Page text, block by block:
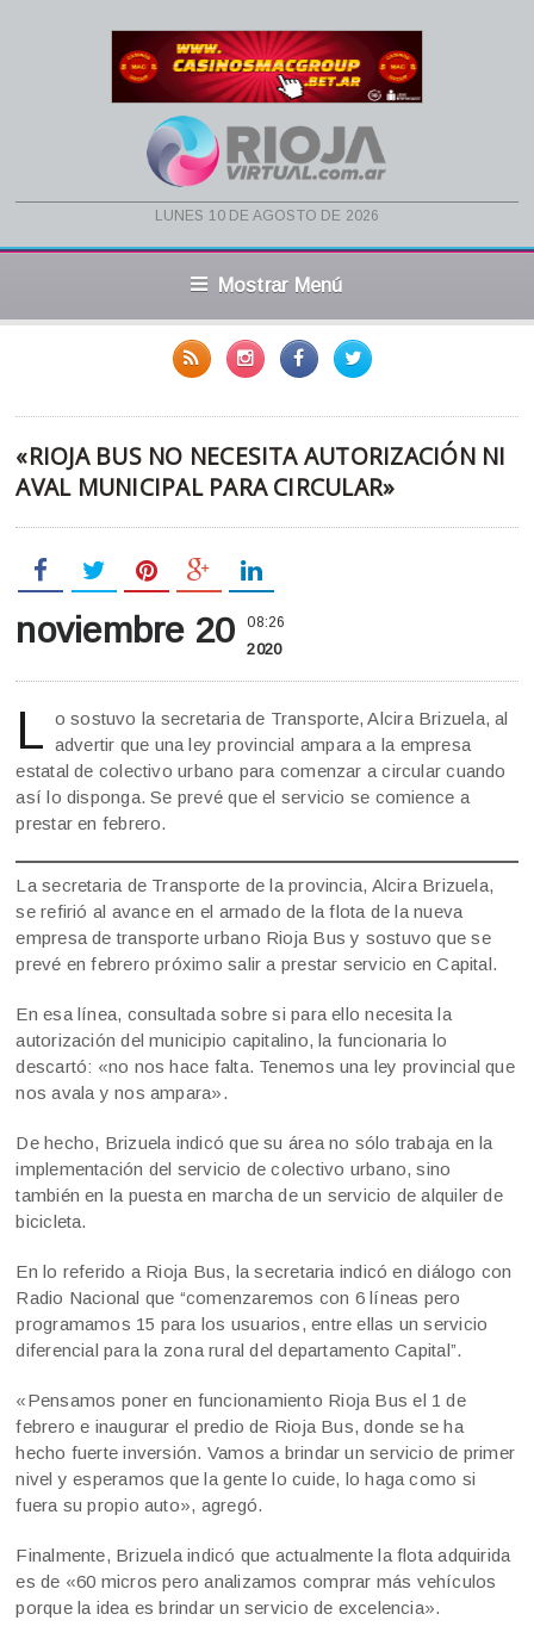
lunes 10 de agosto de 2026
Mostrar Menú
«RIOJA BUS NO NECESITA AUTORIZACIÓN NI
AVAL MUNICIPAL PARA CIRCULAR»
noviembre 20 08:26
2020
L o sostuvo la secretaria de Transporte, Alcira Brizuela, al
advertir que una ley provincial ampara a la empresa
estatal de colectivo urbano para comenzar a circular cuando
así lo disponga. Se prevé que el servicio se comience a
prestar en febrero.
La secretaria de Transporte de la provincia, Alcira Brizuela,
se refirió al avance en el armado de la flota de la nueva
empresa de transporte urbano Rioja Bus y sostuvo que se
prevé en febrero próximo salir a prestar servicio en Capital.
En esa línea, consultada sobre si para ello necesita la
autorización del municipio capitalino, la funcionaria lo
descartó: «no nos hace falta. Tenemos una ley provincial que
nos avala y nos ampara».
De hecho, Brizuela indicó que su área no sólo trabaja en la
implementación del servicio de colectivo urbano, sino
también en la puesta en marcha de un servicio de alquiler de
bicicleta.
En lo referido a Rioja Bus, la secretaria indicó en diálogo con
Radio Nacional que “comenzaremos con 6 líneas pero
programamos 15 para los usuarios, entre ellas un servicio
diferencial para la zona rural del departamento Capital”.
«Pensamos poner en funcionamiento Rioja Bus el 1 de
febrero e inaugurar el predio de Rioja Bus, donde se ha
hecho fuerte inversión. Vamos a brindar un servicio de primer
nivel y esperamos que la gente lo cuide, lo haga como si
fuera su propio auto», agregó.
Finalmente, Brizuela indicó que actualmente la flota adquirida
es de «60 micros pero analizamos comprar más vehículos
porque la idea es brindar un servicio de excelencia».